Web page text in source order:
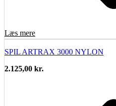
Læs mere
SPIL ARTRAX 3000 NYLON
2.125,00 kr.